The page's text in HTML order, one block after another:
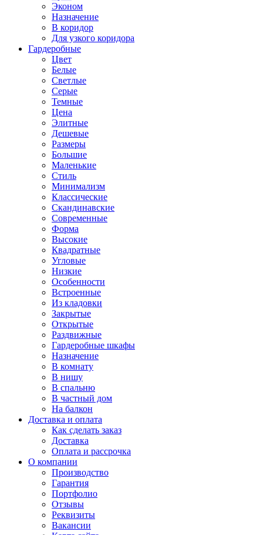
Эконом
Назначение
В коридор
Для узкого коридора
Гардеробные
Цвет
Белые
Светлые
Серые
Темные
Цена
Элитные
Дешевые
Размеры
Большие
Маленькие
Стиль
Минимализм
Классические
Скандинавские
Современные
Форма
Высокие
Квадратные
Угловые
Низкие
Особенности
Встроенные
Из кладовки
Закрытые
Открытые
Раздвижные
Гардеробные шкафы
Назначение
В комнату
В нишу
В спальню
В частный дом
На балкон
Доставка и оплата
Как сделать заказ
Доставка
Оплата и рассрочка
О компании
Производство
Гарантия
Портфолио
Отзывы
Реквизиты
Вакансии